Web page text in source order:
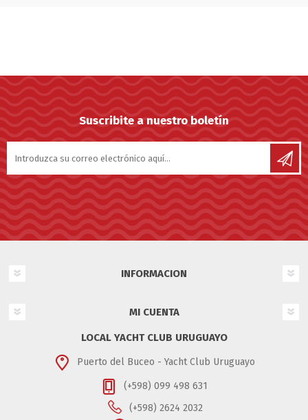
Suscribite a nuestro boletín
INFORMACION
MI CUENTA
LOCAL YACHT CLUB URUGUAYO
Puerto del Buceo - Yacht Club Uruguayo
(+598) 099 498 631
(+598) 2624 2032